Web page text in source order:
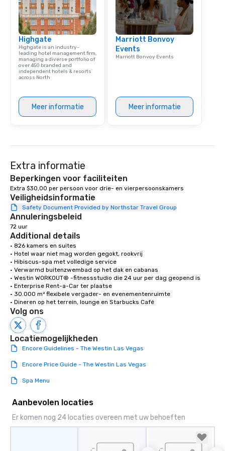
Unleashed.
Highgate
Highgate is an industry-
leading hotel management firm,
managing a diverse portfolio of
over 450 branded and
independent hotels & resorts
across North
Meer informatie
Marriott Bonvoy
Events
Marriott Bonvoy Events
Meer informatie
Extra informatie
Beperkingen voor faciliteiten
Extra $30,00 per persoon voor drie- en vierpersoonskamers
Veiligheidsinformatie
Safety Document Provided by Northstar Travel Group
Annuleringsbeleid
72 uur
Additional details
• 826 kamers en suites
• Hotel waar niet mag worden gegokt, rookvrij
• Hibiscus-spa met volledige service
• Verwarmd buitenzwembad op het dak en cabanas
• Westin WORKOUT® -fitnessstudio die 24 uur per dag geopend is
• Enterprise Rent-a-Car ter plaatse
• 30.000 m² flexibele vergader- en evenementenruimte
• Dineren op het terrein, lounge en Starbucks Café
Volg ons
Locatiemogelijkheden
Encore Guidelines - The Westin Las Vegas
Encore Price Guide - The Westin Las Vegas
Spa Menu
Aanbevolen locaties
Er komen nog 24 locaties overeen met uw behoeften